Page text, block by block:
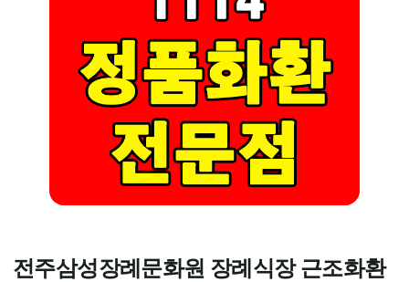
전주삼성장례문화원 장례식장 근조화환